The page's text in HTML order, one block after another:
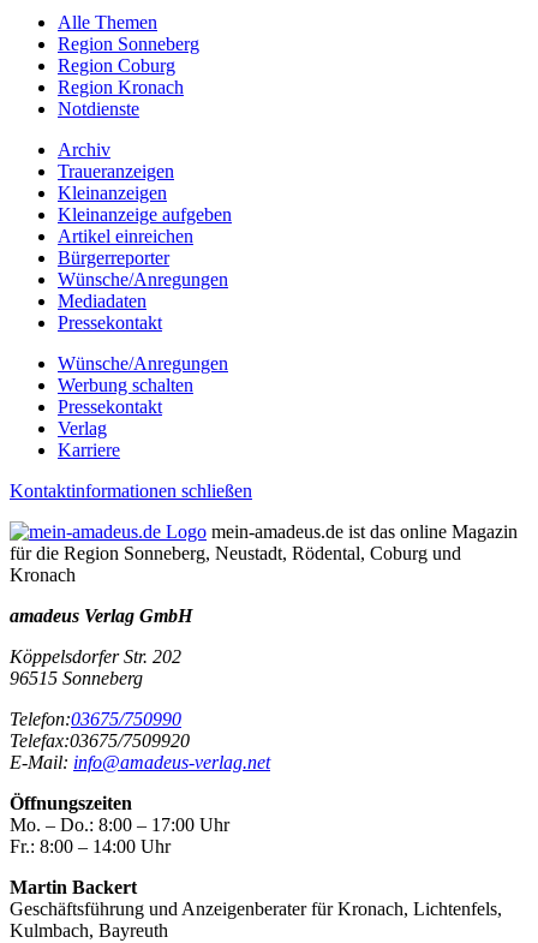
Alle Themen
Region Sonneberg
Region Coburg
Region Kronach
Notdienste
Archiv
Traueranzeigen
Kleinanzeigen
Kleinanzeige aufgeben
Artikel einreichen
Bürgerreporter
Wünsche/Anregungen
Mediadaten
Pressekontakt
Wünsche/Anregungen
Werbung schalten
Pressekontakt
Verlag
Karriere
Kontaktinformationen schließen
mein-amadeus.de ist das online Magazin
für die Region Sonneberg, Neustadt, Rödental, Coburg und
Kronach
amadeus Verlag GmbH
Köppelsdorfer Str. 202
96515 Sonneberg
Telefon:03675/750990
Telefax:03675/7509920
E-Mail: info@amadeus-verlag.net
Öffnungszeiten
Mo. – Do.: 8:00 – 17:00 Uhr
Fr.: 8:00 – 14:00 Uhr
Martin Backert
Geschäftsführung und Anzeigenberater für Kronach, Lichtenfels,
Kulmbach, Bayreuth